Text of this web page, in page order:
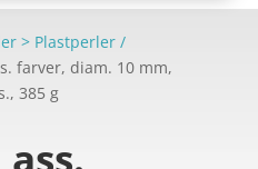
> Plastperler /
farver, diam. 10 mm,
385 g